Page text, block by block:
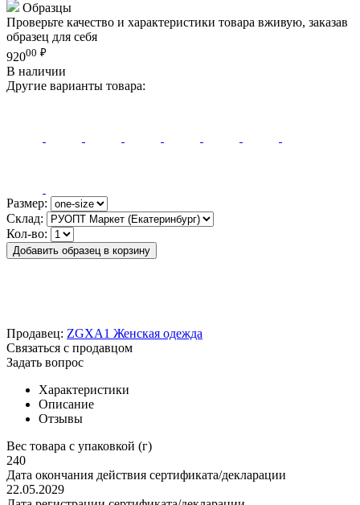
Образцы
Проверьте качество и характеристики товара вживую, заказав
образец для себя
92000 ₽
В наличии
Другие варианты товара:
Размер:
Склад:
Кол-во:
Добавить образец в корзину
Продавец: ZGXA1 Женская одежда
Связаться с продавцом
Задать вопрос
Характеристики
Описание
Отзывы
Вес товара с упаковкой (г)
240
Дата окончания действия сертификата/декларации
22.05.2029